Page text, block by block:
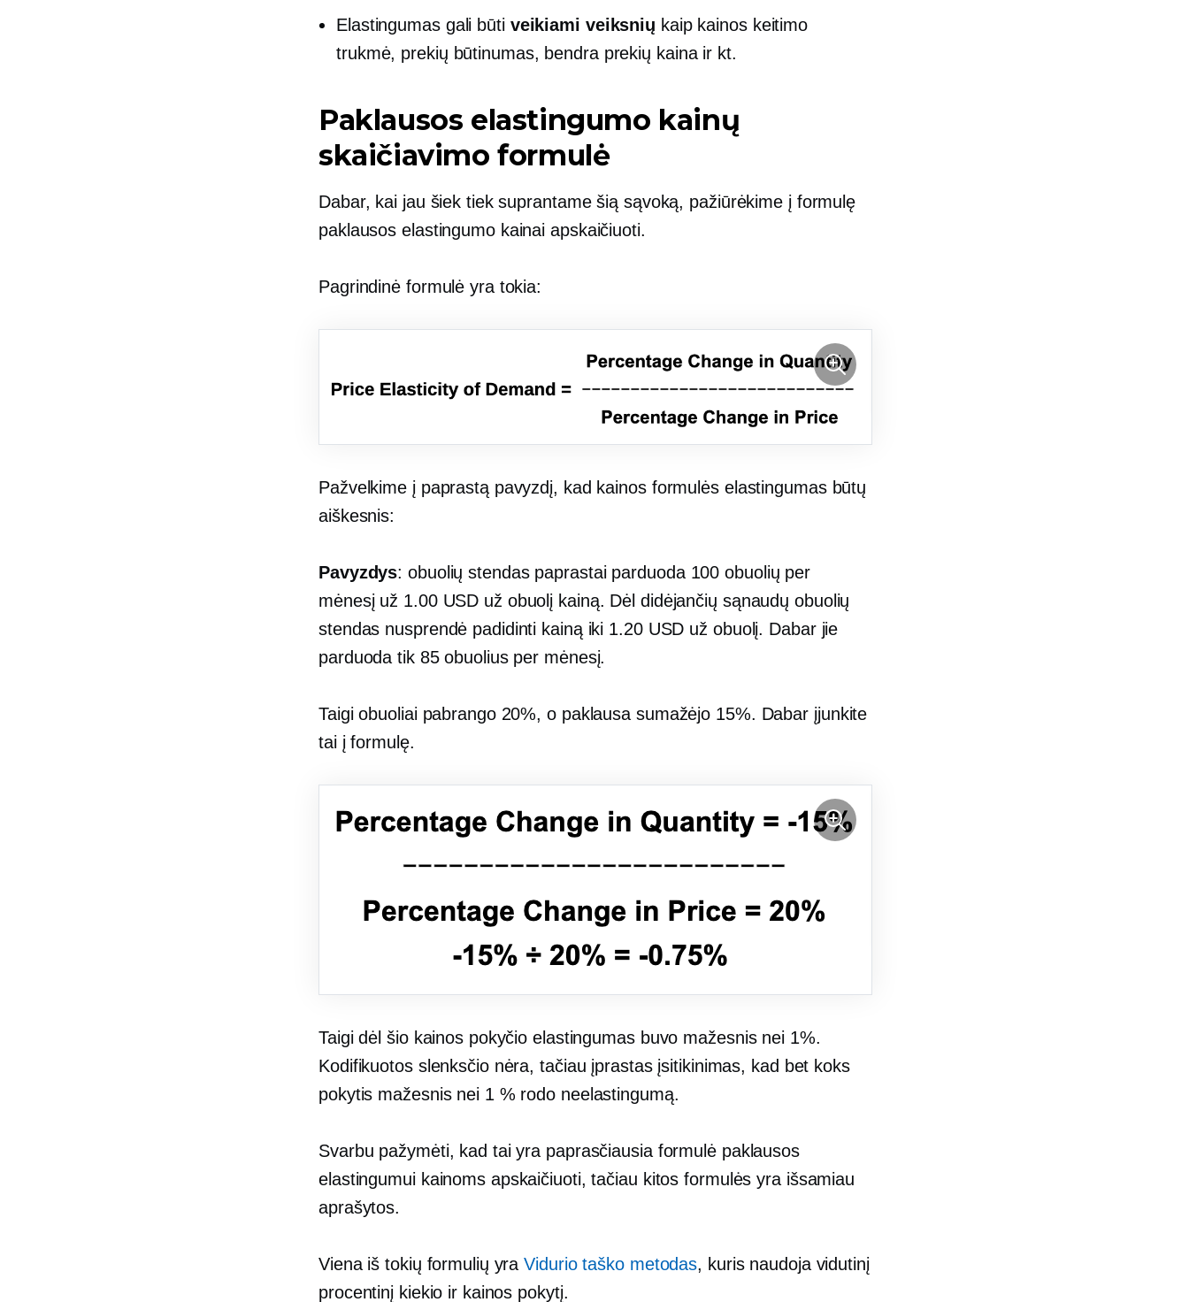
Elastingumas gali būti veikiami veiksnių kaip kainos keitimo
trukmė, prekių būtinumas, bendra prekių kaina ir kt.
Paklausos elastingumo kainų
skaičiavimo formulė
Dabar, kai jau šiek tiek suprantame šią sąvoką, pažiūrėkime į formulę
paklausos elastingumo kainai apskaičiuoti.
Pagrindinė formulė yra tokia:
Pažvelkime į paprastą pavyzdį, kad kainos formulės elastingumas būtų
aiškesnis:
Pavyzdys: obuolių stendas paprastai parduoda 100 obuolių per
mėnesį už 1.00 USD už obuolį kainą. Dėl didėjančių sąnaudų obuolių
stendas nusprendė padidinti kainą iki 1.20 USD už obuolį. Dabar jie
parduoda tik 85 obuolius per mėnesį.
Taigi obuoliai pabrango 20%, o paklausa sumažėjo 15%. Dabar įjunkite
tai į formulę.
Taigi dėl šio kainos pokyčio elastingumas buvo mažesnis nei 1%.
Kodifikuotos slenksčio nėra, tačiau įprastas įsitikinimas, kad bet koks
pokytis mažesnis nei 1 % rodo neelastingumą.
Svarbu pažymėti, kad tai yra paprasčiausia formulė paklausos
elastingumui kainoms apskaičiuoti, tačiau kitos formulės yra išsamiau
aprašytos.
Viena iš tokių formulių yraVidurio taško metodas, kuris naudoja vidutinį
procentinį kiekio ir kainos pokytį.